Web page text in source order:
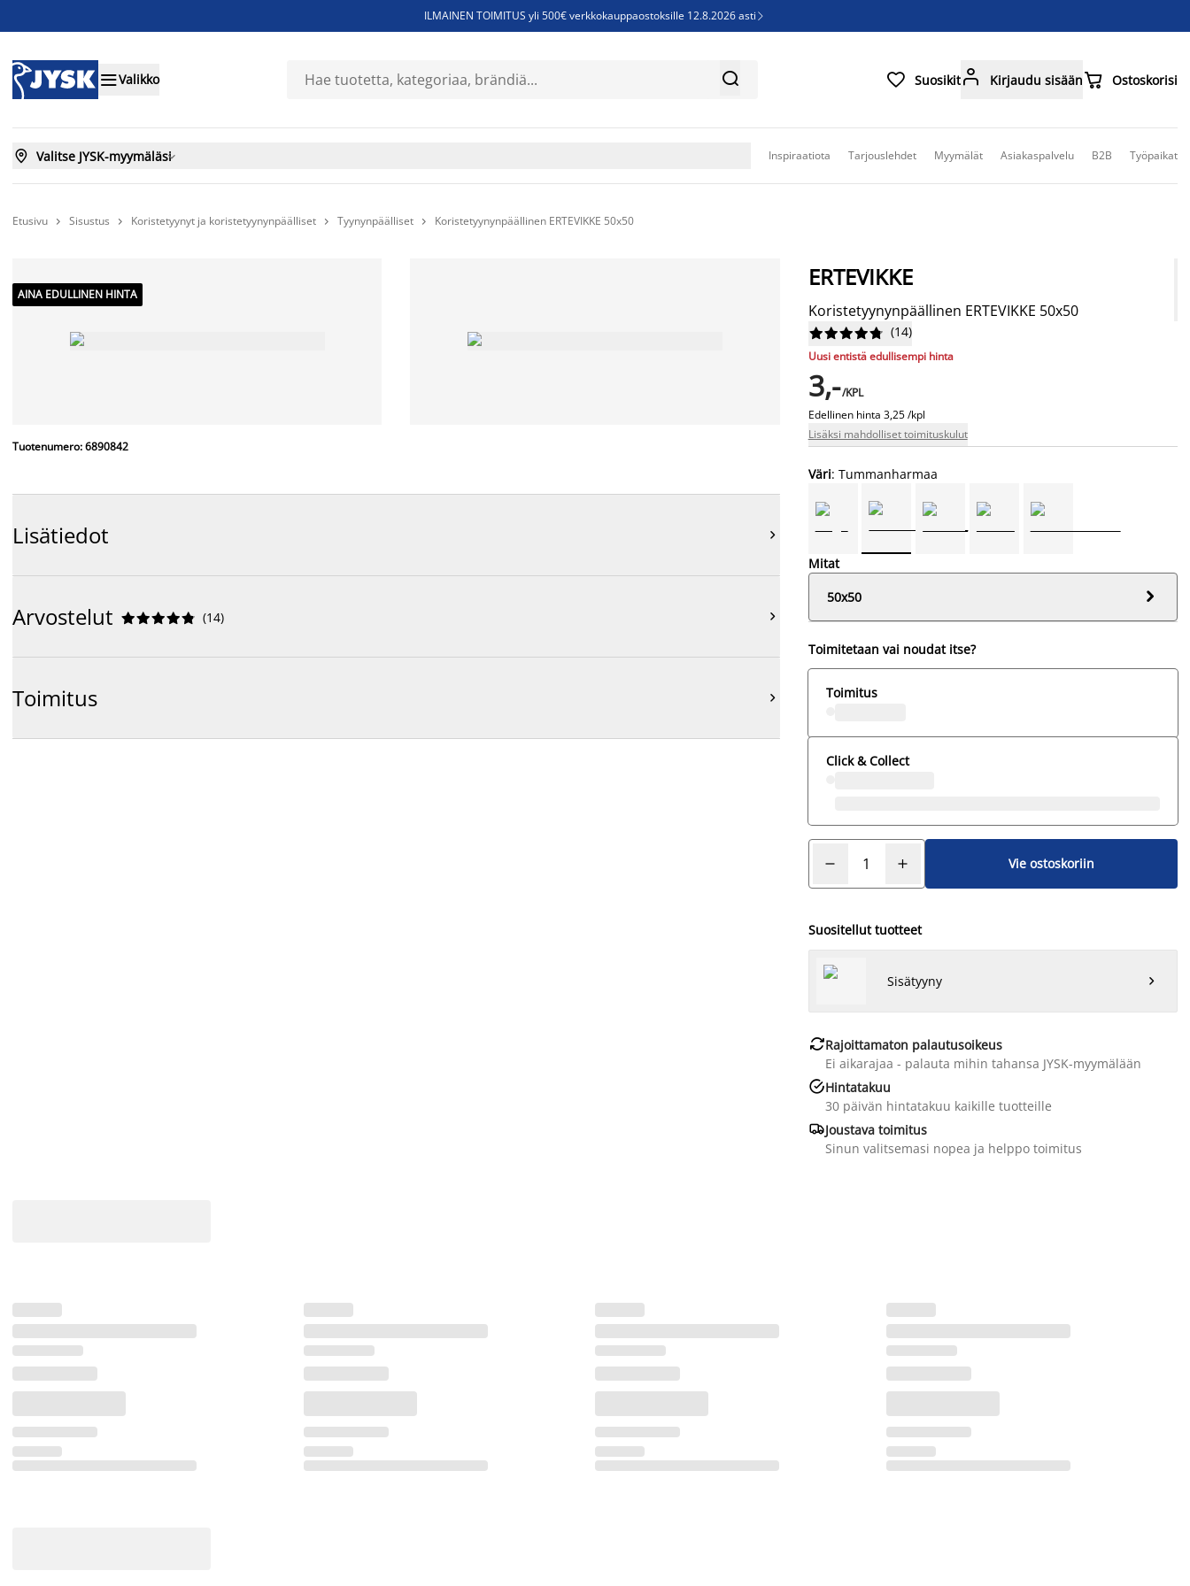
ILMAINEN TOIMITUS yli 500€ verkkokauppaostoksille 12.8.2026 asti 
Sijauspatjoja - Säästä jopa 60%
Valikko   Suosikit Kirjaudu sisään Ostoskorisi
 Valitse JYSK-myymäläsi Inspiraatiota Tarjouslehdet Myymälät Asiakaspalvelu B2B Työpaikat
Etusivu  Sisustus  Koristetyynyt ja koristetyynynpäälliset  Tyynynpäälliset  Koristetyynynpäällinen ERTEVIKKE 50x50
AINA EDULLINEN HINTA
Tuotenumero: 6890842
Lisätiedot 
Arvostelut 




 (14) 
Toimitus 
ERTEVIKKE
Koristetyynynpäällinen ERTEVIKKE 50x50





 (14)
Uusi entistä edullisempi hinta
3,-/KPL
Edellinen hinta 3,25 /kpl
Lisäksi mahdolliset toimituskulut
Väri: Tummanharmaa
Mitat
50x50

Toimitetaan vai noudat itse?
Toimitus
Click & Collect
Vie ostoskoriin
Suositellut tuotteet
Sisätyyny 
Rajoittamaton palautusoikeus
Ei aikarajaa - palauta mihin tahansa JYSK-myymälään
Hintatakuu
30 päivän hintatakuu kaikille tuotteille
Joustava toimitus
Sinun valitsemasi nopea ja helppo toimitus